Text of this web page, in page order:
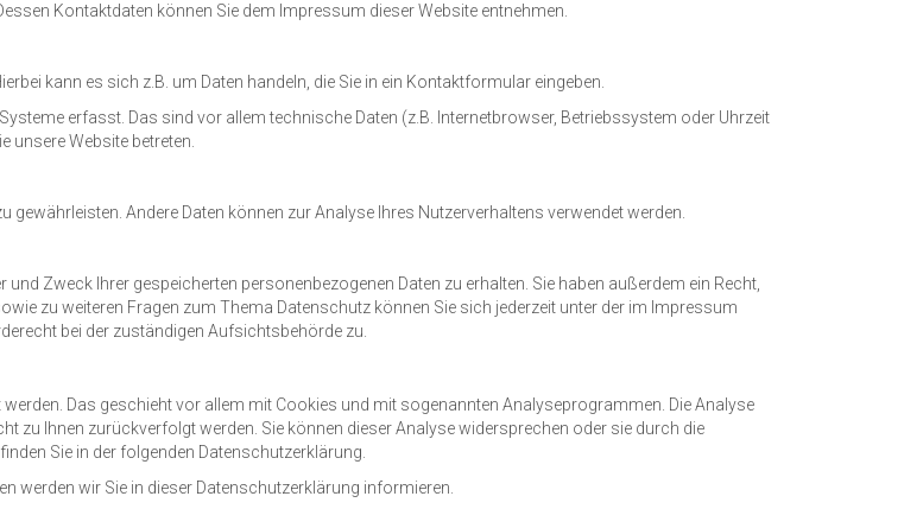
Kontaktdaten können Sie dem Impressum dieser Website entnehmen.
kann es sich z.B. um Daten handeln, die Sie in ein Kontaktformular eingeben.
erfasst. Das sind vor allem technische Daten (z.B. Internetbrowser, Betriebssystem oder Uhrzeit
Website betreten.
gewährleisten. Andere Daten können zur Analyse Ihres Nutzerverhaltens verwendet werden.
Zweck Ihrer gespeicherten personenbezogenen Daten zu erhalten. Sie haben außerdem ein Recht,
zu weiteren Fragen zum Thema Datenschutz können Sie sich jederzeit unter der im Impressum
bei der zuständigen Aufsichtsbehörde zu.
Das geschieht vor allem mit Cookies und mit sogenannten Analyseprogrammen. Die Analyse
zu Ihnen zurückverfolgt werden. Sie können dieser Analyse widersprechen oder sie durch die
Sie in der folgenden Datenschutzerklärung.
werden wir Sie in dieser Datenschutzerklärung informieren.